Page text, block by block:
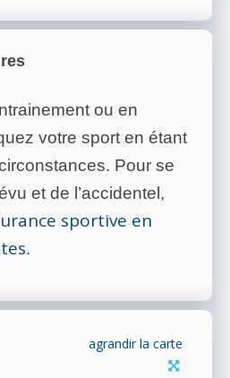
ou en
votre sport en étant
Pour se
et de l’accidentel,
sportive en
.
agrandir la carte